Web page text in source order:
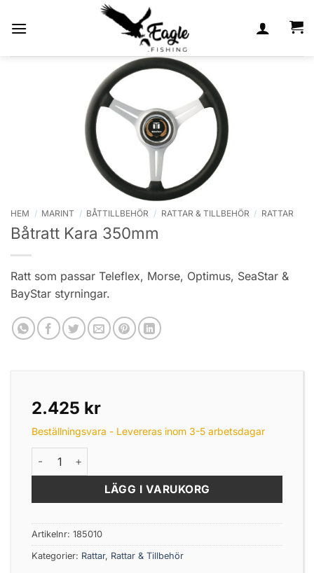
HEM / MARINT / BÅTTILLBEHÖR / RATTAR & TILLBEHÖR / RATTAR
Båtratt Kara 350mm
Ratt som passar Teleflex, Morse, Optimus, SeaStar &
BayStar styrningar.
2.425 kr
Beställningsvara - Levereras inom 3-5 arbetsdagar
Båtratt Kara 350mm mängd
LÄGG I VARUKORG
Artikelnr: 185010
Kategorier: Rattar, Rattar & Tillbehör